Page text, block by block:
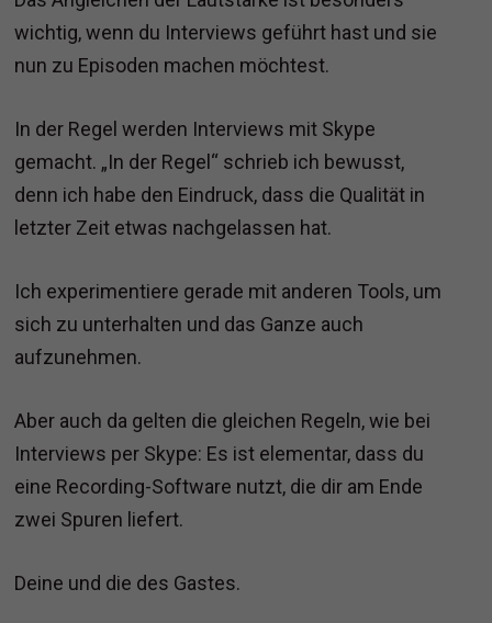
wichtig, wenn du Interviews geführt hast und sie
nun zu Episoden machen möchtest.
In der Regel werden Interviews mit Skype
gemacht. „In der Regel“ schrieb ich bewusst,
denn ich habe den Eindruck, dass die Qualität in
letzter Zeit etwas nachgelassen hat.
Ich experimentiere gerade mit anderen Tools, um
sich zu unterhalten und das Ganze auch
aufzunehmen.
Aber auch da gelten die gleichen Regeln, wie bei
Interviews per Skype: Es ist elementar, dass du
eine Recording-Software nutzt, die dir am Ende
zwei Spuren liefert.
Deine und die des Gastes.